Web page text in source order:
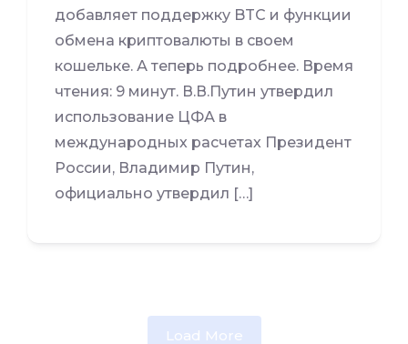
добавляет поддержку BTC и функции
обмена криптовалюты в своем
кошельке. А теперь подробнее. Время
чтения: 9 минут. В.В.Путин утвердил
использование ЦФА в
международных расчетах Президент
России, Владимир Путин,
официально утвердил […]
Load More